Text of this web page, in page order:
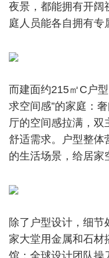
夜景，都能拥有开阔
庭人员能各自拥有专
而建面约215㎡C户
求空间感”的家庭：
厅的空间感拉满，双
舒适需求。户型整体
的生活场景，给居家
除了户型设计，细节
家大堂用金属和石材
馆；全球设计团队操